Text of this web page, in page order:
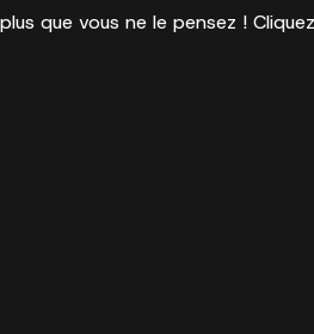
que vous ne le pensez !